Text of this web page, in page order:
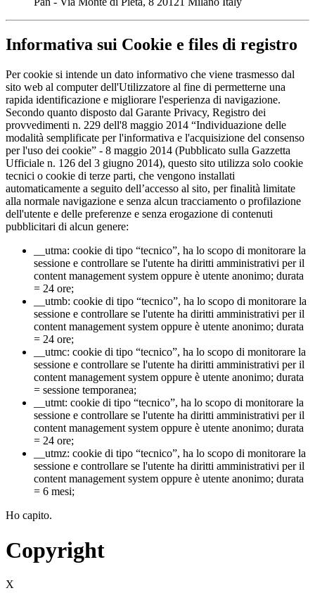
Informativa sui Cookie e files di registro
Per cookie si intende un dato informativo che viene trasmesso dal
sito web al computer dell'Utilizzatore al fine di permetterne una
rapida identificazione e migliorare l'esperienza di navigazione.
Secondo quanto disposto dal Garante Privacy, Registro dei
provvedimenti n. 229 dell'8 maggio 2014 “Individuazione delle
modalità semplificate per l'informativa e l'acquisizione del consenso
per l'uso dei cookie” - 8 maggio 2014 (Pubblicato sulla Gazzetta
Ufficiale n. 126 del 3 giugno 2014), questo sito utilizza solo cookie
tecnici o cookie di terze parti, che vengono installati
automaticamente a seguito dell’accesso al sito, per finalità limitate
alla normale navigazione e senza alcun tracciamento o profilazione
dell'utente e delle preferenze e senza erogazione di contenuti
pubblicitari di alcun genere:
__utma: cookie di tipo “tecnico”, ha lo scopo di monitorare la
sessione e controllare se l'utente ha diritti amministrativi per il
content management system oppure è utente anonimo; durata
= 24 ore;
__utmb: cookie di tipo “tecnico”, ha lo scopo di monitorare la
sessione e controllare se l'utente ha diritti amministrativi per il
content management system oppure è utente anonimo; durata
= 24 ore;
__utmc: cookie di tipo “tecnico”, ha lo scopo di monitorare la
sessione e controllare se l'utente ha diritti amministrativi per il
content management system oppure è utente anonimo; durata
= sessione temporanea;
__utmt: cookie di tipo “tecnico”, ha lo scopo di monitorare la
sessione e controllare se l'utente ha diritti amministrativi per il
content management system oppure è utente anonimo; durata
= 24 ore;
__utmz: cookie di tipo “tecnico”, ha lo scopo di monitorare la
sessione e controllare se l'utente ha diritti amministrativi per il
content management system oppure è utente anonimo; durata
= 6 mesi;
Ho capito.
Copyright
X